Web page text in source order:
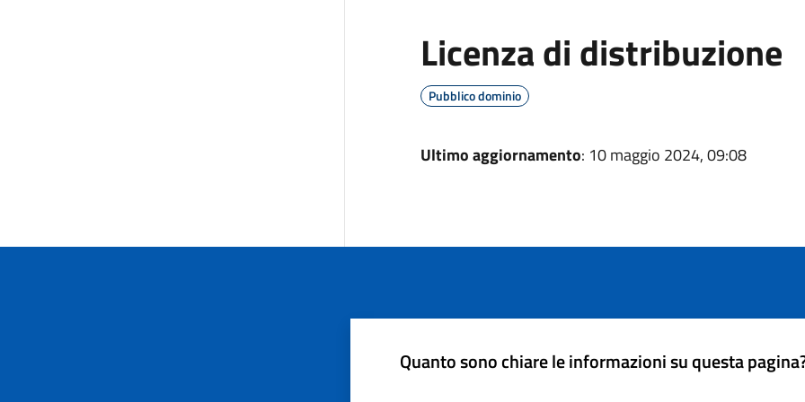
Licenza di distribuzione
Pubblico dominio
Ultimo aggiornamento: 10 maggio 2024, 09:08
Quanto sono chiare le informazioni su questa